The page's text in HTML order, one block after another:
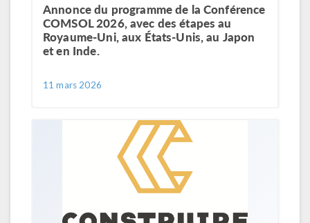
Annonce du programme de la Conférence
COMSOL 2026, avec des étapes au
Royaume-Uni, aux États-Unis, au Japon
et en Inde.
11 mars 2026